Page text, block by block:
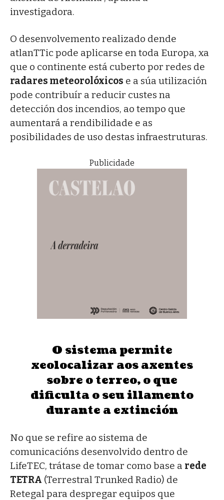
investigadora.
O desenvolvemento realizado dende
atlanTTic pode aplicarse en toda Europa, xa
que o continente está cuberto por redes de
radares meteorolóxicos e a súa utilización
pode contribuír a reducir custes na
detección dos incendios, ao tempo que
aumentará a rendibilidade e as
posibilidades de uso destas infraestruturas.
Publicidade
O sistema permite
xeolocalizar aos axentes
sobre o terreo, o que
dificulta o seu illamento
durante a extinción
No que se refire ao sistema de
comunicacións desenvolvido dentro de
LifeTEC, trátase de tomar como base a rede
TETRA (Terrestral Trunked Radio) de
Retegal para despregar equipos que